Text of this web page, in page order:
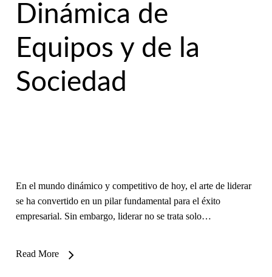
Dinámica de
Equipos y de la
Sociedad
En el mundo dinámico y competitivo de hoy, el arte de liderar
se ha convertido en un pilar fundamental para el éxito
empresarial. Sin embargo, liderar no se trata solo…
Read More